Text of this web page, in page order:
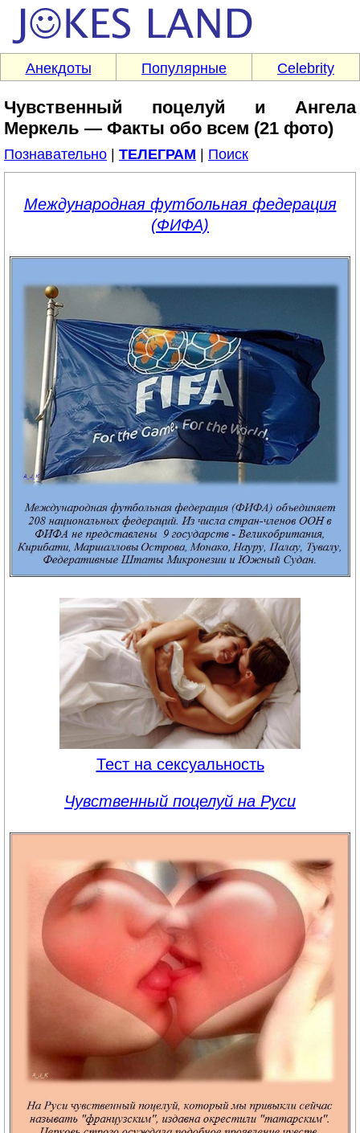
Анекдоты Популярные Celebrity
Чувственный поцелуй и Ангела
Меркель — Факты обо всем (21 фото)
Познавательно ТЕЛЕГРАМ Поиск
Международная футбольная федерация
(ФИФА)
Тест на сексуальность
Чувственный поцелуй на Руси